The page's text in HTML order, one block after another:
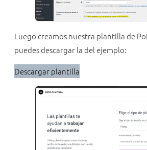
Luego creamos nuestra plantilla de
puedes descargar la del ejemplo:
Descargar plantilla